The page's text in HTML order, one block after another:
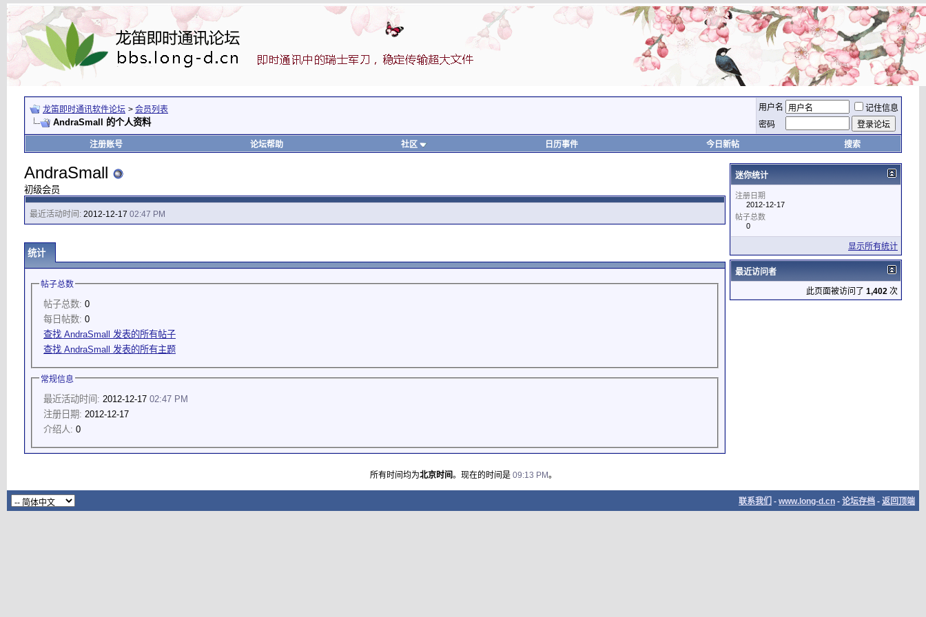
龙笛即时通讯软件论坛 > 会员列表
AndraSmall 的个人资料
用户名
记住信息
密码
注册账号 论坛帮助 社区 日历事件 今日新帖 搜索
AndraSmall
初级会员
最近活动时间: 2012-12-17 02:47 PM
统计
帖子总数
帖子总数: 0
每日帖数: 0
查找 AndraSmall 发表的所有帖子
查找 AndraSmall 发表的所有主题
常规信息
最近活动时间: 2012-12-17 02:47 PM
注册日期: 2012-12-17
介绍人: 0
迷你统计
注册日期
2012-12-17
帖子总数
0
显示所有统计
最近访问者
此页面被访问了 1,402 次
所有时间均为北京时间。现在的时间是 09:13 PM。
联系我们 - www.long-d.cn - 论坛存档 - 返回顶端